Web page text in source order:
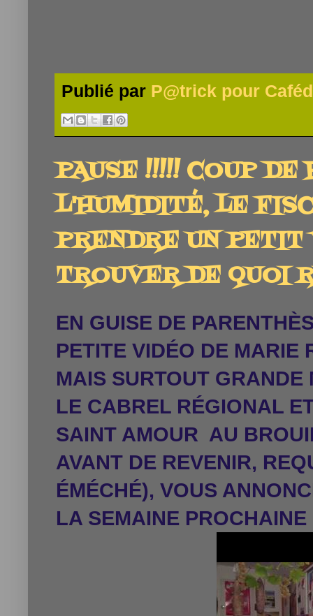
Publié par P@trick pour
PAUSE !!!!! COUP
L'HUMIDITÉ, LE
PRENDRE UN
TROUVER DE QUOI
EN GUISE DE
PETITE VIDÉO DE MARIE
MAIS SURTOUT GRANDE
LE CABREL RÉGIONAL
SAINT AMOUR AU
AVANT DE REVENIR,
ÉMÉCHÉ), VOUS
LA SEMAINE